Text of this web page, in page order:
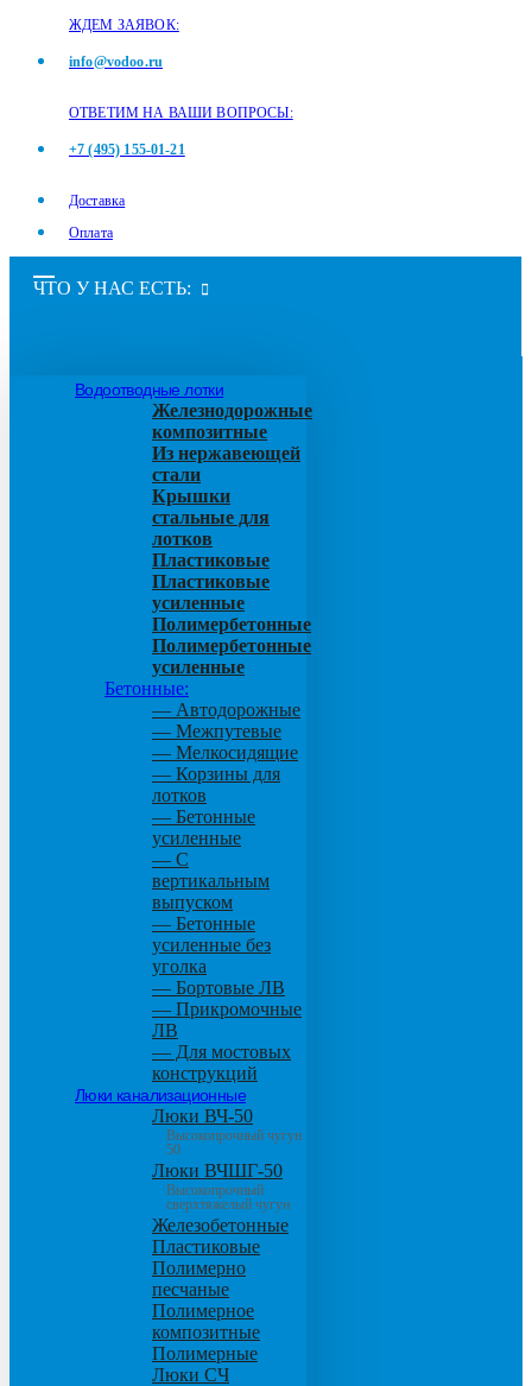
ЖДЕМ ЗАЯВОК:
info@vodoo.ru
ОТВЕТИМ НА ВАШИ ВОПРОСЫ:
+7 (495) 155-01-21
Доставка
Оплата
ЧТО У НАС ЕСТЬ:
Водоотводные лотки
Железнодорожные
композитные
Из нержавеющей
стали
Крышки
стальные для
лотков
Пластиковые
Пластиковые
усиленные
Полимербетонные
Полимербетонные
усиленные
Бетонные:
— Автодорожные
— Межпутевые
— Мелкосидящие
— Корзины для
лотков
— Бетонные
усиленные
— С
вертикальным
выпуском
— Бетонные
усиленные без
уголка
— Бортовые ЛВ
— Прикромочные
ЛВ
— Для мостовых
конструкций
Люки канализационные
Люки ВЧ-50
Высокопрочный чугун
50
Люки ВЧШГ-50
Высокопрочный
сверхтяжелый чугун
Железобетонные
Пластиковые
Полимерно
песчаные
Полимерное
композитные
Полимерные
Люки СЧ